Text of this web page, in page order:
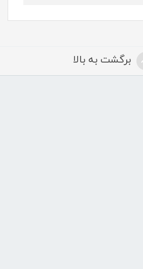
برگشت به بالا